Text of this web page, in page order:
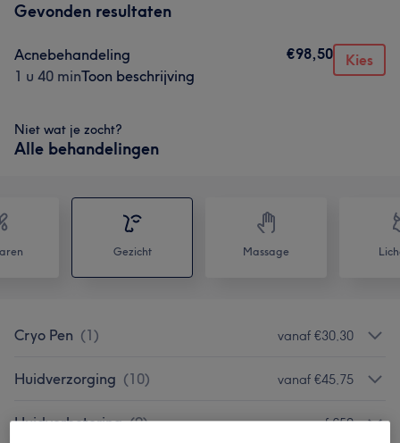
Gevonden resultaten
Acnebehandeling
1 u 40 minToon beschrijving
€98,50 Kies
Niet wat je zocht?
Alle behandelingen
Gezicht Massage
Cryo Pen (1) vanaf €30,30
Huidverzorging (10) vanaf €45,75
Huidverbetering (9) vanaf €50